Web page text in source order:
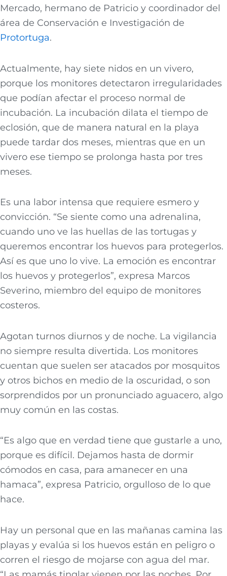
Mercado, hermano de Patricio y coordinador del
área de Conservación e Investigación de
Protortuga.
Actualmente, hay siete nidos en un vivero,
porque los monitores detectaron irregularidades
que podían afectar el proceso normal de
incubación. La incubación dilata el tiempo de
eclosión, que de manera natural en la playa
puede tardar dos meses, mientras que en un
vivero ese tiempo se prolonga hasta por tres
meses.
Es una labor intensa que requiere esmero y
convicción. “Se siente como una adrenalina,
cuando uno ve las huellas de las tortugas y
queremos encontrar los huevos para protegerlos.
Así es que uno lo vive. La emoción es encontrar
los huevos y protegerlos”, expresa Marcos
Severino, miembro del equipo de monitores
costeros.
Agotan turnos diurnos y de noche. La vigilancia
no siempre resulta divertida. Los monitores
cuentan que suelen ser atacados por mosquitos
y otros bichos en medio de la oscuridad, o son
sorprendidos por un pronunciado aguacero, algo
muy común en las costas.
“Es algo que en verdad tiene que gustarle a uno,
porque es difícil. Dejamos hasta de dormir
cómodos en casa, para amanecer en una
hamaca”, expresa Patricio, orgulloso de lo que
hace.
Hay un personal que en las mañanas camina las
playas y evalúa si los huevos están en peligro o
corren el riesgo de mojarse con agua del mar.